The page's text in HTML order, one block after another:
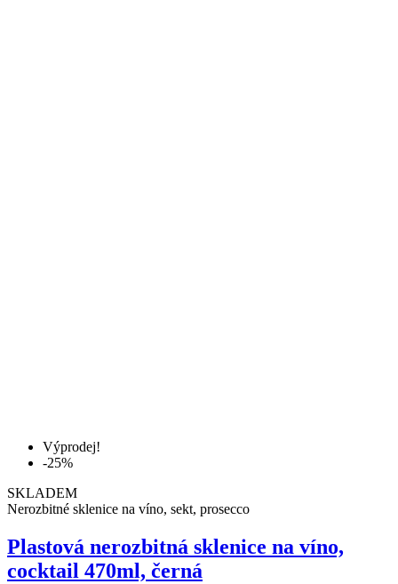
Výprodej!
-25%
SKLADEM
Nerozbitné sklenice na víno, sekt, prosecco
Plastová nerozbitná sklenice na víno,
cocktail 470ml, černá